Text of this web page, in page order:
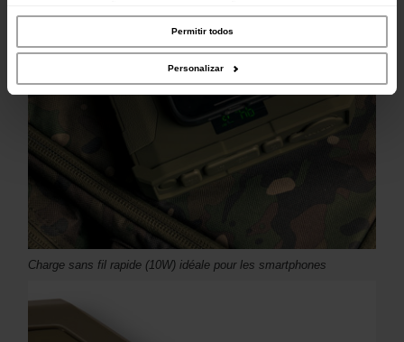
parceiros de redes sociais, de publicidade e de análise, que as podem combinar
com outras informações que lhes forneceu ou recolhidas por estes a partir da
sua utilização dos respetivos serviços.
Permitir todos
Personalizar
Charge sans fil rapide (10W) idéale pour les smartphones